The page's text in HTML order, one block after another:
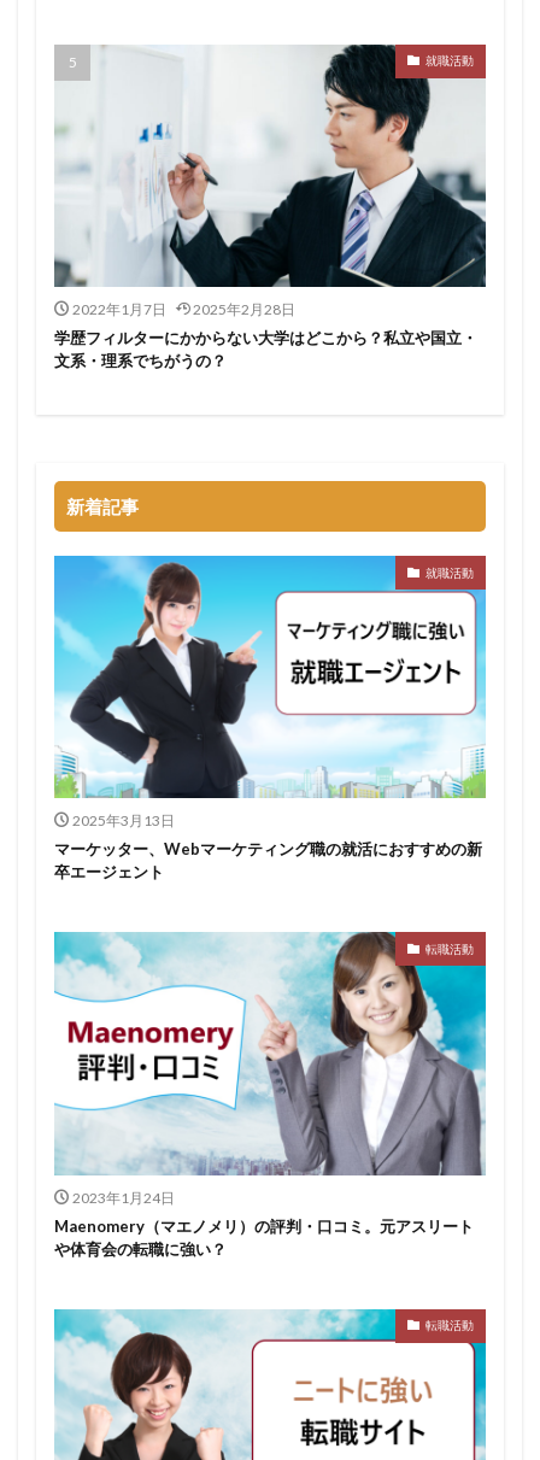
就職活動
2022年1月7日 2025年2月28日
学歴フィルターにかからない大学はどこから？私立や国立・
文系・理系でちがうの？
新着記事
就職活動
2025年3月13日
マーケッター、Webマーケティング職の就活におすすめの新
卒エージェント
転職活動
2023年1月24日
Maenomery（マエノメリ）の評判・口コミ。元アスリート
や体育会の転職に強い？
転職活動
CAMPUS CAREER
20代
dodaキャンパス
2025卒
2024卒
2024
2023 1年目
1ヵ月未満
DiG UP CAREER DYM就職
Sier
SE Re就活
Premiumスカウト
pacebox
ONECAREER OfferBox
NNT
Meets Company
Maenomery
JOBRASS新卒
JAIC
やめても生きていける
みなし手当
やり方
ミーツカンパニー
マイナビ新卒紹介
マイナビジョブ20'sスカウト
マイナビジョブ20's
マイナビ
マーケティング
やりたくない
やり方がわからない
ホワイト企業ランキング
不人気業界
人生終了
二次面接
二次募集 事務職
九州地方
中小企業
ユニスタイル
一次面接
リクナビ就職エージェント
リクナビ
ランキング
マーケッター
ホワイト企業
シェア
スタートアップ
ディグアップキャリア
ツノル
タイプ
スポナビキャリア
スポチョク
スポチャレ
スポーツフィールド
スポーツ
スカウトサイト
デューダ スーツ
しんどい
シンクトワイス
ジョブラス
ジョブトラ
ジョブティービー
システムエンジニア
ジェイック
テストセンター
どこから
ボロボロ
ベクトル
ペースボックス
プログラミング
プログラマー
フューチャーファインダー
どこでもいい
ビズリーチ・キャンパス
バレない
ハタラクティブ